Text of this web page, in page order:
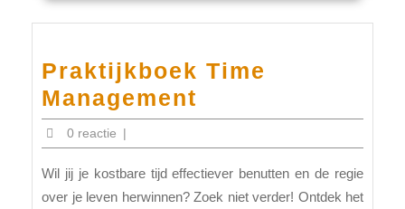
Praktijkboek Time
Management
Time
Management
0 reactie |
Wil jij je kostbare tijd effectiever benutten en de regie
over je leven herwinnen? Zoek niet verder! Ontdek het